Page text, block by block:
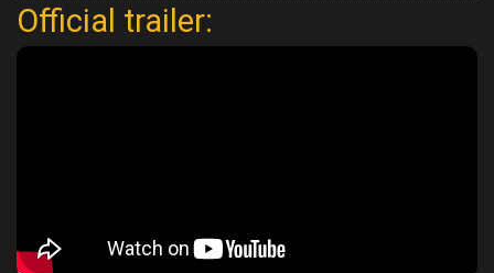
Official trailer: